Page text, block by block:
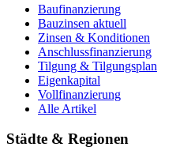
Baufinanzierung
Bauzinsen aktuell
Zinsen & Konditionen
Anschlussfinanzierung
Tilgung & Tilgungsplan
Eigenkapital
Vollfinanzierung
Alle Artikel
Städte & Regionen